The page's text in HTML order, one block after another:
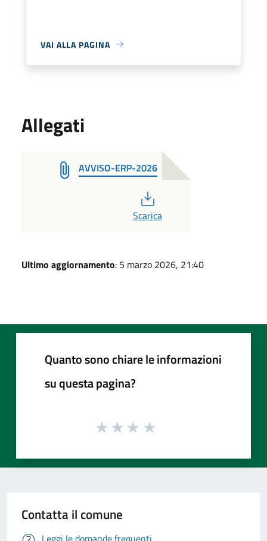
VAI ALLA PAGINA
Allegati
AVVISO-ERP-2026
Scarica
Ultimo aggiornamento: 5 marzo 2026, 21:40
Quanto sono chiare le informazioni
su questa pagina?
Contatta il comune